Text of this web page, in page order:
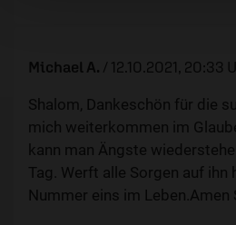
Michael A. / 12.10.2021, 20:33
Shalom, Dankeschön für die
mich weiterkommen im
kann man Ängste
Tag. Werft alle Sorgen auf ihn
Nummer eins im Leben.Amen